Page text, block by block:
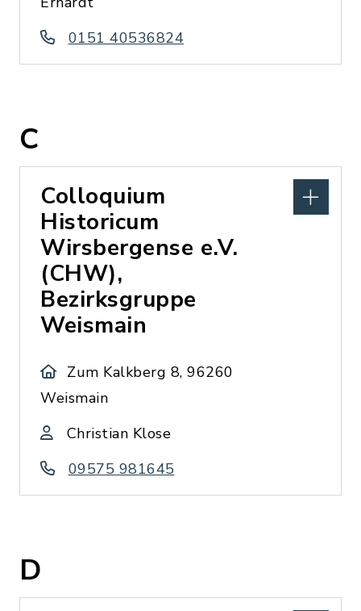
0151 40536824
C
Colloquium
Historicum
Wirsbergense e.V.
(CHW),
Bezirksgruppe
Weismain
Zum Kalkberg 8, 96260
Weismain
Christian Klose
09575 981645
D